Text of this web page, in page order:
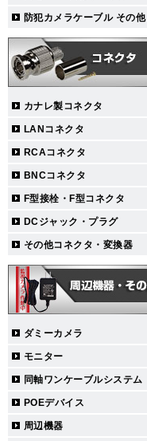
防犯カメラケーブル その他
カナレ製コネクタ
LANコネクタ
RCAコネクタ
BNCコネクタ
F型接栓・F型コネクタ
DCジャック・プラグ
その他コネクタ・変換器
ダミーカメラ
モニター
同軸ワンケーブルシステム
POEデバイス
周辺機器